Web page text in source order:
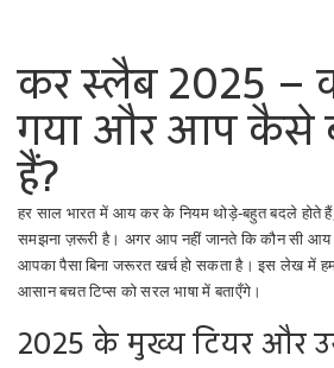
कर स्लैब 2025 –
गया और आप कैसे
हैं?
हर साल भारत में आय कर के नियम थोड़े‑बहुत बदले होते
समझना ज़रूरी है। अगर आप नहीं जानते कि कौन सी
आपका पैसा बिना जरूरत खर्च हो सकता है। इस लेख में
आसान बचत टिप्स को सरल भाषा में बताएँगे।
2025 के मुख्य टियर और